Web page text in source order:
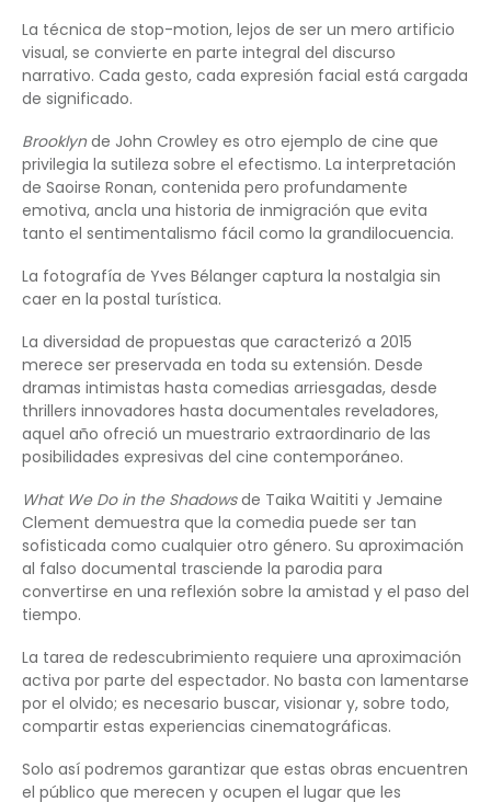
La técnica de stop-motion, lejos de ser un mero artificio
visual, se convierte en parte integral del discurso
narrativo. Cada gesto, cada expresión facial está cargada
de significado.
Brooklynde John Crowley es otro ejemplo de cine que
privilegia la sutileza sobre el efectismo. La interpretación
de Saoirse Ronan, contenida pero profundamente
emotiva, ancla una historia de inmigración que evita
tanto el sentimentalismo fácil como la grandilocuencia.
La fotografía de Yves Bélanger captura la nostalgia sin
caer en la postal turística.
La diversidad de propuestas que caracterizó a 2015
merece ser preservada en toda su extensión. Desde
dramas intimistas hasta comedias arriesgadas, desde
thrillers innovadores hasta documentales reveladores,
aquel año ofreció un muestrario extraordinario de las
posibilidades expresivas del cine contemporáneo.
What We Do in the Shadowsde Taika Waititi y Jemaine
Clement demuestra que la comedia puede ser tan
sofisticada como cualquier otro género. Su aproximación
al falso documental trasciende la parodia para
convertirse en una reflexión sobre la amistad y el paso del
tiempo.
La tarea de redescubrimiento requiere una aproximación
activa por parte del espectador. No basta con lamentarse
por el olvido; es necesario buscar, visionar y, sobre todo,
compartir estas experiencias cinematográficas.
Solo así podremos garantizar que estas obras encuentren
el público que merecen y ocupen el lugar que les